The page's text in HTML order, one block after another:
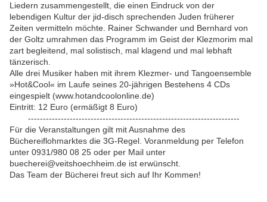
Liedern zusammengestellt, die einen Eindruck von der
lebendigen Kultur der jid-disch sprechenden Juden früherer
Zeiten vermitteln möchte. Rainer Schwander und Bernhard von
der Goltz umrahmen das Programm im Geist der Klezmorim mal
zart begleitend, mal solistisch, mal klagend und mal lebhaft
tänzerisch.
Alle drei Musiker haben mit ihrem Klezmer- und Tangoensemble
»Hot&Cool« im Laufe seines 20-jährigen Bestehens 4 CDs
eingespielt (www.hotandcoolonline.de)
Eintritt: 12 Euro (ermäßigt 8 Euro)
-----------------------------------------------------------------------
Für die Veranstaltungen gilt mit Ausnahme des
Büchereiflohmarktes die 3G-Regel. Voranmeldung per Telefon
unter 0931/980 08 25 oder per Mail unter
buecherei@veitshoechheim.de ist erwünscht.
Das Team der Bücherei freut sich auf Ihr Kommen!